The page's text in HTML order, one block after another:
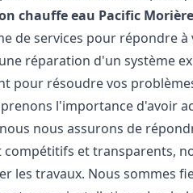
chauffe eau Pacific
de services pour répondre
réparation d'un système
pour résoudre vos
l'importance d'avoir
nous assurons de
et transparents,
les travaux. Nous sommes